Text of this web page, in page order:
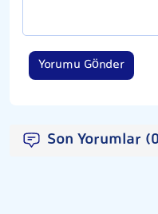
Yorumu Gönder
Son Yorumlar